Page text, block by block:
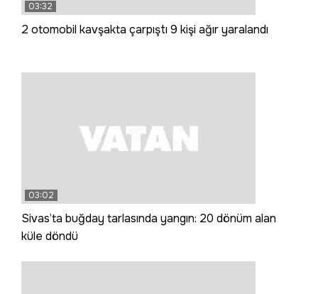
03:32
2 otomobil kavşakta çarpıştı 9 kişi ağır yaralandı
03:02
Sivas’ta buğday tarlasında yangın: 20 dönüm alan
küle döndü